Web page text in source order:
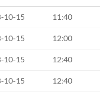
10-15 11:40
10-15 12:00
10-15 12:40
10-15 12:40